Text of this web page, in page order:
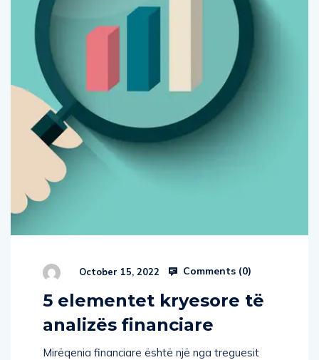
October 15, 2022 Comments (0)
5 elementet kryesore të
analizës financiare
Mirëqenia financiare është një nga treguesit